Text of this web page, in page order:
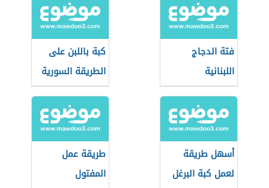
فتة الدجاج
اللبنانية
كبة باللبن على
الطريقة السورية
أسهل طريقة
لعمل كبة البرغل
طريقة عمل
المفتول